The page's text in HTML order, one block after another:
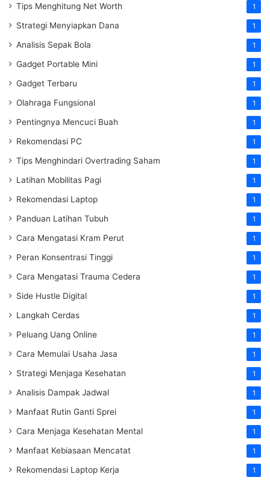
Tips Menghitung Net Worth 1
Strategi Menyiapkan Dana 1
Analisis Sepak Bola 1
Gadget Portable Mini 1
Gadget Terbaru 1
Olahraga Fungsional 1
Pentingnya Mencuci Buah 1
Rekomendasi PC 1
Tips Menghindari Overtrading Saham 1
Latihan Mobilitas Pagi 1
Rekomendasi Laptop 1
Panduan Latihan Tubuh 1
Cara Mengatasi Kram Perut 1
Peran Konsentrasi Tinggi 1
Cara Mengatasi Trauma Cedera 1
Side Hustle Digital 1
Langkah Cerdas 1
Peluang Uang Online 1
Cara Memulai Usaha Jasa 1
Strategi Menjaga Kesehatan 1
Analisis Dampak Jadwal 1
Manfaat Rutin Ganti Sprei 1
Cara Menjaga Kesehatan Mental 1
Manfaat Kebiasaan Mencatat 1
Rekomendasi Laptop Kerja 1